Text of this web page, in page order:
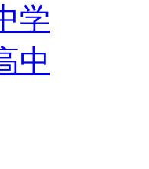
学
中